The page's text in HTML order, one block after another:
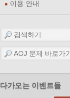
이용 안내
다가오는 이벤트들